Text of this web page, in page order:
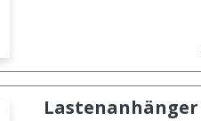
Lastenanhänger